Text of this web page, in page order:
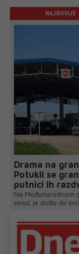
NAJNOVIJE
Drama na
Potukli se
putnici ih
Na Međunarodnom
sinoć je došlo do